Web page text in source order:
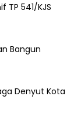
TP 541/KJS
Bangun
Denyut Kota